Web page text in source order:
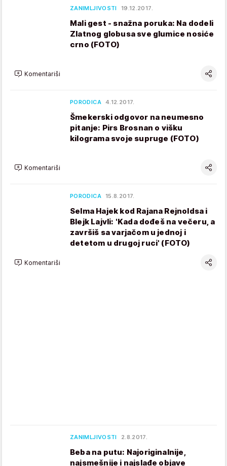
ZANIMLJIVOSTI 19.12.2017.
Mali gest - snažna poruka: Na dodeli
Zlatnog globusa sve glumice nosiće
crno (FOTO)
Komentariši
PORODICA 4.12.2017.
Šmekerski odgovor na neumesno
pitanje: Pirs Brosnan o višku
kilograma svoje supruge (FOTO)
Komentariši
PORODICA 15.8.2017.
Selma Hajek kod Rajana Rejnoldsa i
Blejk Lajvli: 'Kada dođeš na večeru, a
završiš sa varjačom u jednoj i
detetom u drugoj ruci' (FOTO)
Komentariši
ZANIMLJIVOSTI 2.8.2017.
Beba na putu: Najoriginalnije,
najsmešnije i najslađe objave